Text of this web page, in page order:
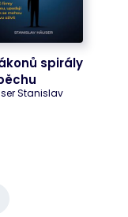
spirály
Stanislav